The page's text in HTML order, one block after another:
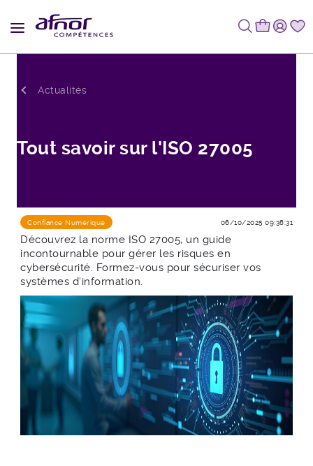
Actualités
Tout savoir sur l'ISO 27005
Confiance Numérique 06/10/2025 09:38:31
Découvrez la norme ISO 27005, un guide
incontournable pour gérer les risques en
cybersécurité. Formez-vous pour sécuriser vos
systèmes d’information.